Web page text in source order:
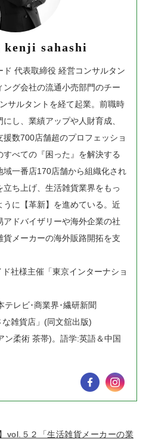
kenji sahashi
代表取締役 経営コンサルタン
ング会社の流通小売部門のチー
サルタントを経て起業。前職時
し、業績アップや人財育成、
数700店舗超のプロフェッショ
べての『困った』を解決する
域一番店170店舗から組織化され
ち上げ、生活雑貨業界をもっ
うに【革新】を進めている。近
ドバイザリーや海外企業の社
メーカーの海外販路開拓を支
社様主催「東京インターナショ
テレビ･商業界･繊研新聞
雑貨店」(同文舘出版)
ン柔術 茶帯)。語学:英語＆中国
vol.５２「生活雑貨メーカーの業